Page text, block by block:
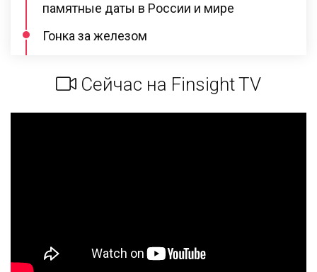
памятные даты в России и мире
Гонка за железом
Сейчас на Finsight TV